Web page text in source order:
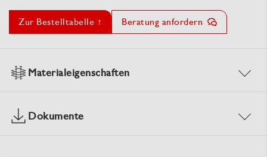
Zur Bestelltabelle ↑ Beratung anfordern
Materialeigenschaften
Dokumente